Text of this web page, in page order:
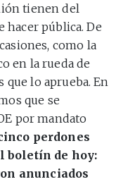
tienen del
hacer pública. De
como la
en la rueda de
lo aprueba. En
que se
por mandato
perdones
boletín de hoy:
anunciados